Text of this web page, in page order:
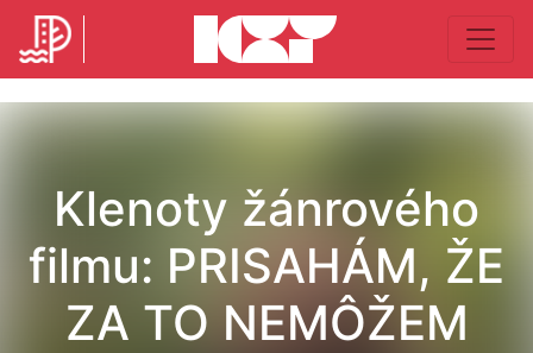
Klenoty žánrového
filmu: PRISAHÁM, ŽE
ZA TO NEMÔŽEM